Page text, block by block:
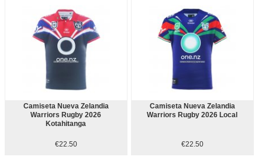
Camiseta Nueva Zelandia
Warriors Rugby 2026
Kotahitanga
€22.50
Camiseta Nueva Zelandia
Warriors Rugby 2026 Local
€22.50